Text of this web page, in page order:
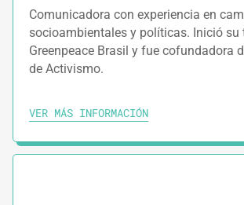
Organización para la campaña
4. GUÍAS 3 MINUTOS
campaña
Herramientas digitales para
Comunicadora con experiencia en
socioambientales y políticas. Inició su
Greenpeace Brasil y fue cofundadora
de Activismo.
VER MÁS INFORMACIÓN